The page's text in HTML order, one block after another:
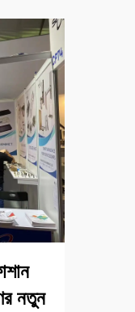
নতুন